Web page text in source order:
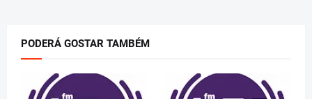
PODERÁ GOSTAR TAMBÉM